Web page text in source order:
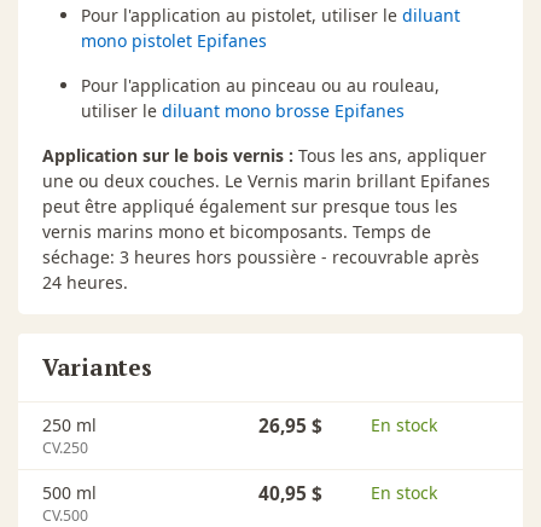
Pour l'application au pistolet, utiliser le diluant
mono pistolet Epifanes
Pour l'application au pinceau ou au rouleau,
utiliser le diluant mono brosse Epifanes
Application sur le bois vernis : Tous les ans, appliquer
une ou deux couches. Le Vernis marin brillant Epifanes
peut être appliqué également sur presque tous les
vernis marins mono et bicomposants. Temps de
séchage: 3 heures hors poussière - recouvrable après
24 heures.
Variantes
250 ml
CV.250
26,95 $ En stock
500 ml
CV.500
40,95 $ En stock